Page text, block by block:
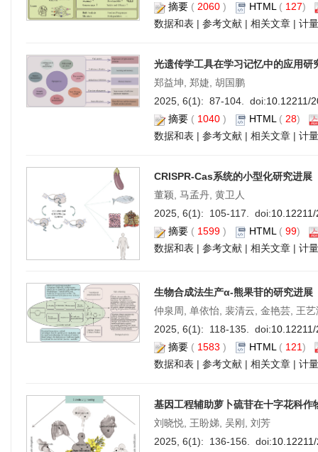
摘要 ( 2060 ) HTML( 127)
数据和表 | 参考文献 | 相关文章 | 计
光遗传学工具在学习记忆中的应用研
郑益坤, 郑婕, 胡国鹏
2025, 6(1): 87-104. doi:10.12211/
摘要 ( 1040 ) HTML( 28)
数据和表 | 参考文献 | 相关文章 | 计
CRISPR-Cas系统的小型化研究进展
董颖, 马孟丹, 黄卫人
2025, 6(1): 105-117. doi:
摘要 ( 1599 ) HTML( 99)
数据和表 | 参考文献 | 相关文章 | 计
生物合成法生产α-熊果苷的研究进展
仲泉周, 单依怡, 裴清云, 金艳芸, 王
2025, 6(1): 118-135. doi:
摘要 ( 1583 ) HTML ( 121)
数据和表 | 参考文献 | 相关文章 | 计
基因工程辅助萝卜硫苷在十字花科作
刘晓悦, 王盼娣, 吴刚, 刘芳
2025, 6(1): 136-156. doi: